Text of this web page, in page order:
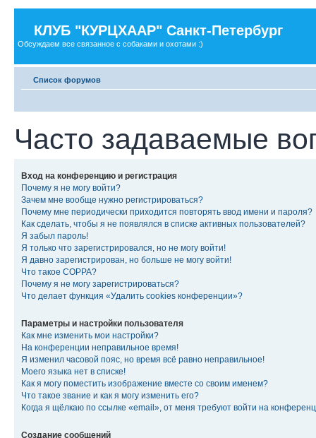
КЛУБ "КУРЦХААР" Санкт-Петербург
Обсуждаем все связанное с собаками и охотами :)
Список форумов
Часто задаваемые
Вход на конференцию и регистрация
Почему я не могу войти?
Зачем мне вообще нужно регистрироваться?
Почему мне периодически приходится повторять ввод имени и пароля?
Как сделать, чтобы я не появлялся в списке активных пользователей?
Я забыл пароль!
Я только что зарегистрировался, но не могу войти!
Я давно зарегистрирован, но больше не могу войти!
Что такое COPPA?
Почему я не могу зарегистрироваться?
Что делает функция «Удалить cookies конференции»?
Параметры и настройки пользователя
Как мне изменить мои настройки?
На конференции неправильное время!
Я изменил часовой пояс, но время всё равно неправильное!
Моего языка нет в списке!
Как я могу поместить изображение вместе со своим именем?
Что такое звание и как я могу изменить его?
Когда я щёлкаю по ссылке «email», от меня требуют войти на
Создание сообщений